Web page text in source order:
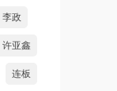
李政
许亚鑫
连板